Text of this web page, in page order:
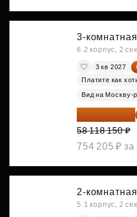
3-
6.2 корпус, 2
3 кв 2027
Платите как
Вид на Москву-
49 400 428 ₽
58 118 150 ₽
754 205 ₽ за
2-
5.1 корпус, 2